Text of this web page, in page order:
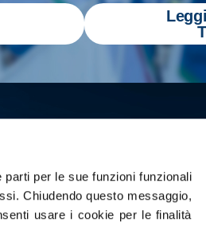
per le sue funzioni funzionali
Chiudendo questo messaggio,
usare i cookie per le finalità